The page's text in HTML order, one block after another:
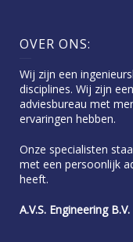
OVER ONS:
Wij zijn een
disciplines. Wij zijn
adviesbureau met
ervaringen hebben.
Onze specialisten
met een persoonlijk
heeft.
A.V.S. Engineering B.V.